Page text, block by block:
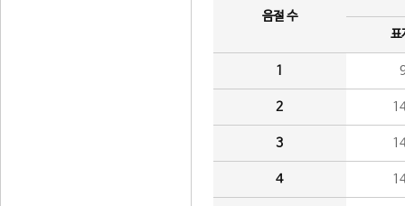
음절 수
표
1
2
3
4